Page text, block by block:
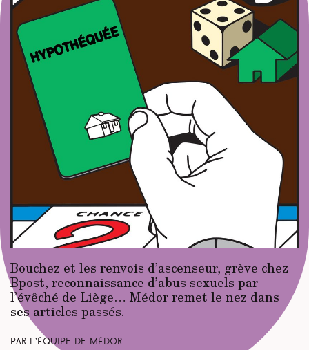
Bouchez et les renvois d’ascenseur, grève chez
Bpost, reconnaissance d’abus sexuels par
l’évêché de Liège… Médor remet le nez dans
ses articles passés.
Par L’équipe de Médor